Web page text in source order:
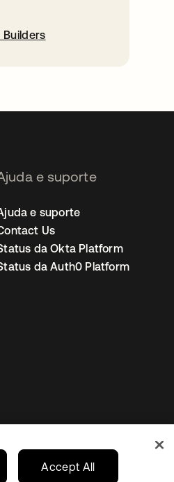
Builders
e suporte
e suporte
Us
da Okta Platform
da Auth0 Platform
Brazil
Accept All